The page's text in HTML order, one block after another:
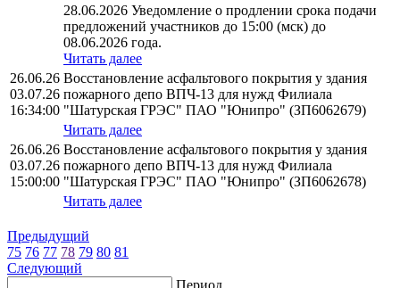
28.06.2026 Уведомление о продлении срока подачи
предложений участников до 15:00 (мск) до
08.06.2026 года.
Читать далее
26.06.26
03.07.26
16:34:00
Восстановление асфальтового покрытия у здания
пожарного депо ВПЧ-13 для нужд Филиала
"Шатурская ГРЭС" ПАО "Юнипро" (ЗП6062679)
Читать далее
26.06.26
03.07.26
15:00:00
Восстановление асфальтового покрытия у здания
пожарного депо ВПЧ-13 для нужд Филиала
"Шатурская ГРЭС" ПАО "Юнипро" (ЗП6062678)
Читать далее
Предыдущий
75 76 77 78 79 80 81
Следующий
Период